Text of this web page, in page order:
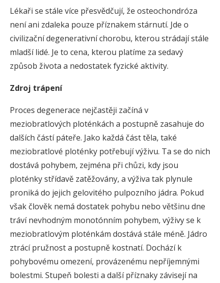
Lékaři se stále více přesvědčují, že osteochondróza
není ani zdaleka pouze příznakem stárnutí. Jde o
civilizační degenerativní chorobu, kterou strádají stále
mladší lidé. Je to cena, kterou platíme za sedavý
způsob života a nedostatek fyzické aktivity.
Zdroj trápení
Proces degenerace nejčastěji začíná v
meziobratlových ploténkách a postupně zasahuje do
dalších částí páteře. Jako každá část těla, také
meziobratlové ploténky potřebují výživu. Ta se do nich
dostává pohybem, zejména při chůzi, kdy jsou
ploténky střídavě zatěžovány, a výživa tak plynule
proniká do jejich gelovitého pulpozního jádra. Pokud
však člověk nemá dostatek pohybu nebo většinu dne
tráví nevhodným monotónním pohybem, výživy se k
meziobratlovým ploténkám dostává stále méně. Jádro
ztrácí pružnost a postupně kostnatí. Dochází k
pohybovému omezení, provázenému nepříjemnými
bolestmi. Stupeň bolesti a další příznaky závisejí na